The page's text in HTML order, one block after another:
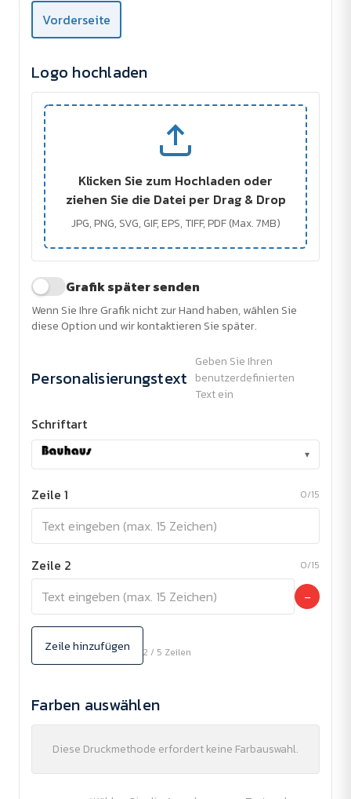
Vorderseite
Logo hochladen
Klicken Sie zum Hochladen oder
ziehen Sie die Datei per Drag & Drop
JPG, PNG, SVG, GIF, EPS, TIFF, PDF (Max. 7MB)
Grafik später senden
Wenn Sie Ihre Grafik nicht zur Hand haben, wählen Sie
diese Option und wir kontaktieren Sie später.
Personalisierungstext
Geben Sie Ihren
benutzerdefinierten
Text ein
Schriftart
▾
Zeile 1 0/15
Zeile 2 0/15
−
Zeile hinzufügen 2 / 5 Zeilen
Farben auswählen
Diese Druckmethode erfordert keine Farbauswahl.